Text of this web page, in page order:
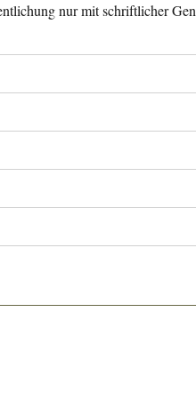
nur mit schriftlicher